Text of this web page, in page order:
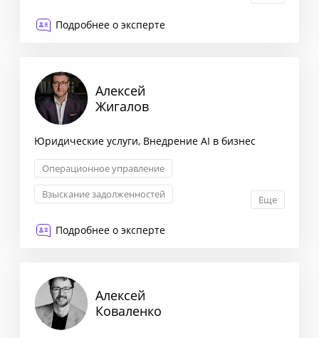
Подробнее о эксперте
Алексей
Жигалов
Юридические услуги, Внедрение AI в бизнес
Операционное управление
Взыскание задолженностей
Еще
Подробнее о эксперте
Алексей
Коваленко